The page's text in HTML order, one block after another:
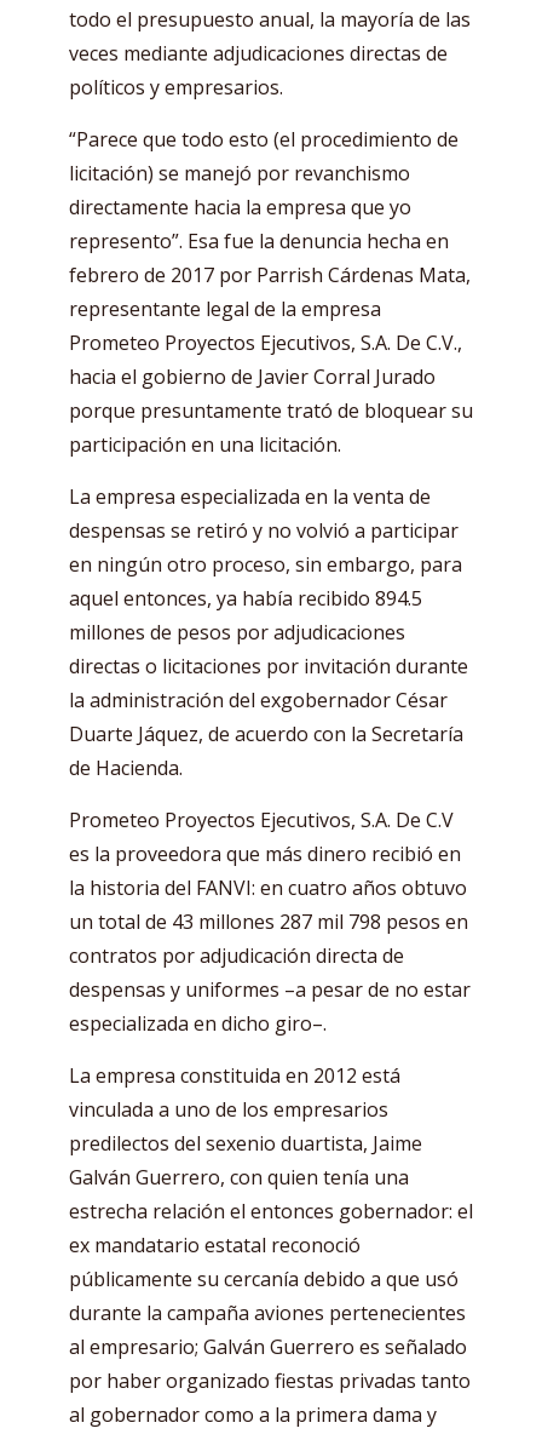
todo el presupuesto anual, la mayoría de las
veces mediante adjudicaciones directas de
políticos y empresarios.
“Parece que todo esto (el procedimiento de
licitación) se manejó por revanchismo
directamente hacia la empresa que yo
represento”. Esa fue la denuncia hecha en
febrero de 2017 por Parrish Cárdenas Mata,
representante legal de la empresa
Prometeo Proyectos Ejecutivos, S.A. De C.V.,
hacia el gobierno de Javier Corral Jurado
porque presuntamente trató de bloquear su
participación en una licitación.
La empresa especializada en la venta de
despensas se retiró y no volvió a participar
en ningún otro proceso, sin embargo, para
aquel entonces, ya había recibido 894.5
millones de pesos por adjudicaciones
directas o licitaciones por invitación durante
la administración del exgobernador César
Duarte Jáquez, de acuerdo con la Secretaría
de Hacienda.
Prometeo Proyectos Ejecutivos, S.A. De C.V
es la proveedora que más dinero recibió en
la historia del FANVI: en cuatro años obtuvo
un total de 43 millones 287 mil 798 pesos en
contratos por adjudicación directa de
despensas y uniformes –a pesar de no estar
especializada en dicho giro–.
La empresa constituida en 2012 está
vinculada a uno de los empresarios
predilectos del sexenio duartista, Jaime
Galván Guerrero, con quien tenía una
estrecha relación el entonces gobernador: el
ex mandatario estatal reconoció
públicamente su cercanía debido a que usó
durante la campaña aviones pertenecientes
al empresario; Galván Guerrero es señalado
por haber organizado fiestas privadas tanto
al gobernador como a la primera dama y